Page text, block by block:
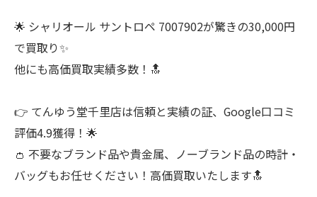
🌟 シャリオール サントロペ 7007902が驚きの30,000円
で買取り✨
他にも高価買取実績多数！🔝
👉 てんゆう堂千里店は信頼と実績の証、Google口コミ
評価4.9獲得！🌟
👛 不要なブランド品や貴金属、ノーブランド品の時計・
バッグもお任せください！高価買取いたします🔝